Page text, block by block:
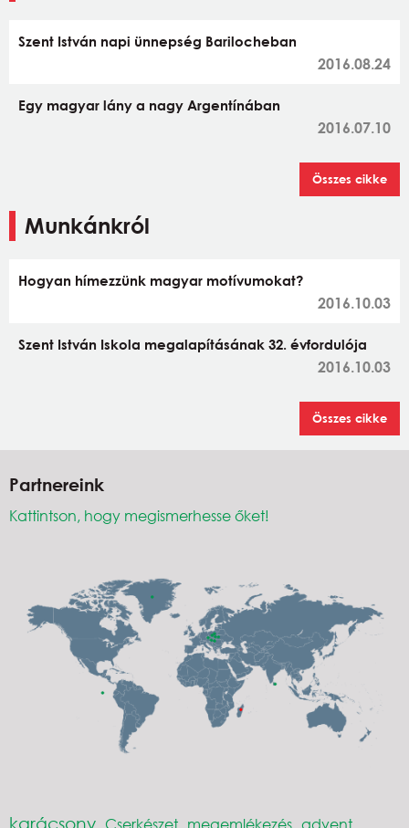
Szent István napi ünnepség Barilocheban
2016.08.24
Egy magyar lány a nagy Argentínában
2016.07.10
Összes cikke
Munkánkról
Hogyan hímezzünk magyar motívumokat?
2016.10.03
Szent István Iskola megalapításának 32. évfordulója
2016.10.03
Összes cikke
Partnereink
Kattintson, hogy megismerhesse őket!
karácsony Cserkészet megemlékezés advent